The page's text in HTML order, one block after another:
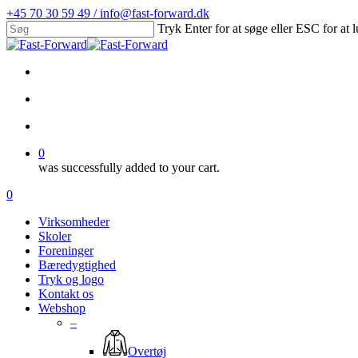
Skip
to
main
+45 70 30 59 49 / info@fast-forward.dk
Tryk Enter for at søge eller ESC for at
Close
0
was successfully added to your cart.
Menu
search
account
0
Virksomheder
Skoler
Foreninger
Bæredygtighed
Tryk og logo
Kontakt os
Webshop
–
Overtøj